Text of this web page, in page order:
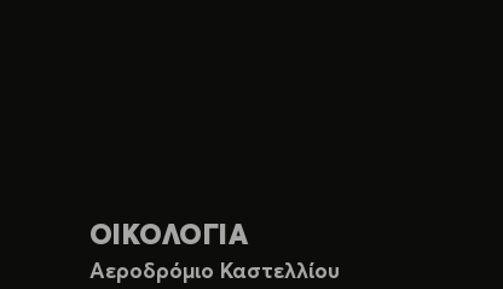
ΟΙΚΟΛΟΓΙΑ
Αεροδρόμιο Καστελλίου